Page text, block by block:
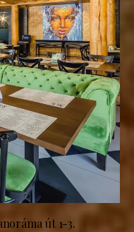
út 1-3.